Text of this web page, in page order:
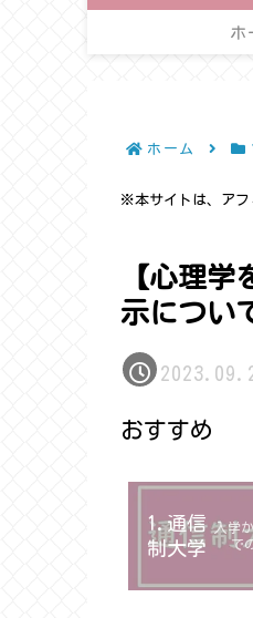
ホ
ホーム
※本サイトは、アフ
【心理
示につい
おすすめ
1.通信
制大学
入学
で